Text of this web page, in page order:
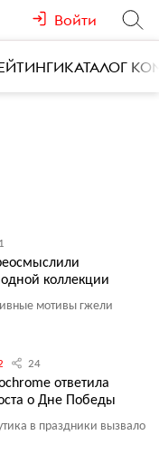
Войти
КАТАЛОГ
1
коллекции
мотивы гжели
24
ответила
о Дне Победы
в праздники вызвало